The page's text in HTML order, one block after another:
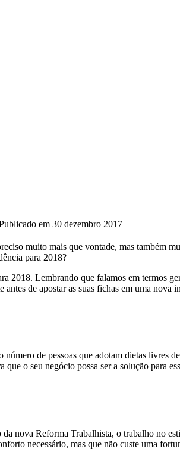
em 30 dezembro 2017
muito mais que vontade, mas também
para 2018?
2018. Lembrando que falamos em termos
antes de apostar as suas fichas em uma nova
de pessoas que adotam dietas livres
o seu negócio possa ser a solução para
nova Reforma Trabalhista, o trabalho no
necessário, mas que não custe uma